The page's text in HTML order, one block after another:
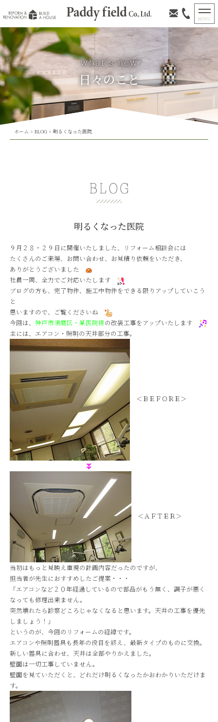
日々のこと
ホーム > BLOG> 明るくなった医院
明るくなった医院
９月２８・２９日に開催いたしました、リフォーム相談会には
たくさんのご来場、お問い合わせ、お見積り依頼をいただき、
ありがとうございました
社員一同、全力でご対応いたします
ブログの方も、完了物件、施工中物件をできる限りアップしていこう
と
思いますので、ご覧くださいね
今回は、 神戸市須磨区・某医院様の改装工事をアップいたします
主には、エアコン・照明の天井部分の工事。
＜ＢＥＦＯＲＥ＞
＜ＡＦＴＥＲ＞
当初はもっと見映え重視の計画内容だったのですが、
担当者が先生におすすめしたご提案・・・
「エアコンなど２０年経過しているので部品がもう無く、調子が悪く
なっても修理出来ません。
突然壊れたら診察どころじゃなくなると思います。天井の工事を優先
しましょう！」
というのが、今回のリフォームの経緯です。
エアコンや照明器具も長年の役目を終え、最新タイプのものに交換。
新しい器具に合わせ、天井は全部やりかえました。
壁面は一切工事していません。
壁面を見ていただくと、どれだけ明るくなったかおわかりいただけま
す。